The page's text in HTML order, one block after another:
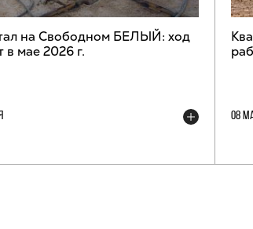
на Свободном БЕЛЫЙ: ход
в мае 2026 г.
08